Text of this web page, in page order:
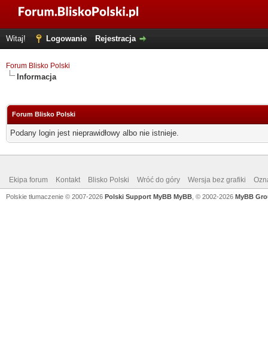
Witaj! Logowanie Rejestracja
Forum Blisko Polski
Informacja
Forum Blisko Polski
Podany login jest nieprawidłowy albo nie istnieje.
Ekipa forum Kontakt Blisko Polski Wróć do góry Wersja bez grafiki
Polskie tłumaczenie © 2007-2026 Polski Support MyBB MyBB , © 2002-2026 MyBB